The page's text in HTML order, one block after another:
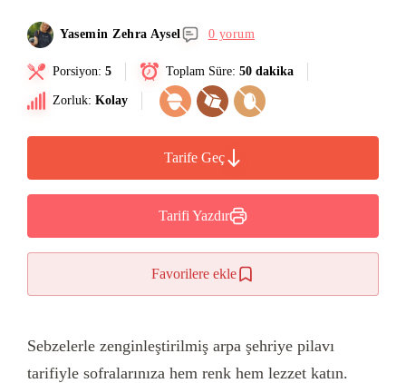
Yasemin Zehra Aysel 0 yorum
Porsiyon: 5 Toplam Süre: 50 dakika
Zorluk: Kolay
Tarife Geç
Tarifi Yazdır
Favorilere ekle
Sebzelerle zenginleştirilmiş arpa şehriye pilavı
tarifiyle sofralarınıza hem renk hem lezzet katın.